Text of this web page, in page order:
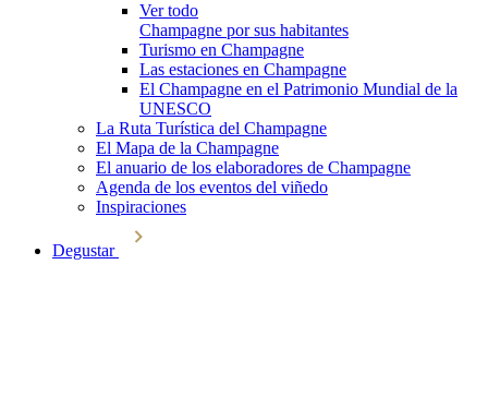
Ver todo
Champagne por sus habitantes
Turismo en Champagne
Las estaciones en Champagne
El Champagne en el Patrimonio Mundial de la
UNESCO
La Ruta Turística del Champagne
El Mapa de la Champagne
El anuario de los elaboradores de Champagne
Agenda de los eventos del viñedo
Inspiraciones
Degustar